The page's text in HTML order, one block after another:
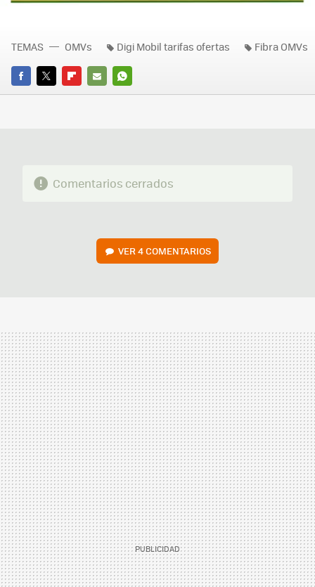
FACEBOOK
TWITTERFLIPBOARD
E-
WHATSAPP
TEMAS OMVs Digi Mobil tarifas ofertas Fibra OMVs
Comentarios cerrados
VER4 COMENTARIOS